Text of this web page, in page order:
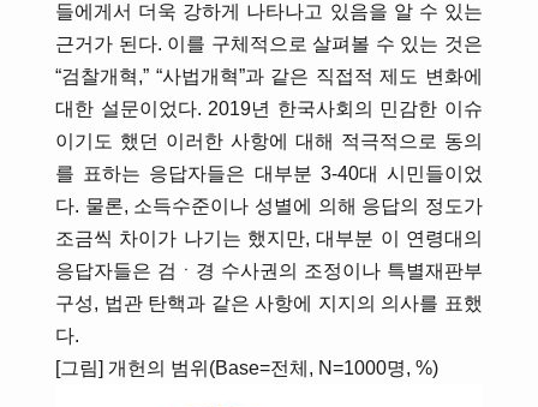
들에게서 더욱 강하게 나타나고 있음을 알 수 있는
근거가 된다. 이를 구체적으로 살펴볼 수 있는 것은
“검찰개혁,” “사법개혁”과 같은 직접적 제도 변화에
대한 설문이었다. 2019년 한국사회의 민감한 이슈
이기도 했던 이러한 사항에 대해 적극적으로 동의
를 표하는 응답자들은 대부분 3-40대 시민들이었
다. 물론, 소득수준이나 성별에 의해 응답의 정도가
조금씩 차이가 나기는 했지만, 대부분 이 연령대의
응답자들은 검ㆍ경 수사권의 조정이나 특별재판부
구성, 법관 탄핵과 같은 사항에 지지의 의사를 표했
다.
[그림] 개헌의 범위(Base=전체, N=1000명, %)